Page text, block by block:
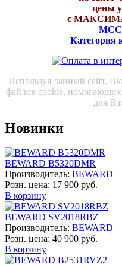
цены
с
МСС
Категория
Используя данный сайт, Вы
файлов cookie, помогающих
для
Новинки
BEWARD B5320DMR
Производитель: BEWARD
Розн. цена: 17 900 руб.
В корзину
BEWARD SV2018RBZ
Производитель: BEWARD
Розн. цена: 40 900 руб.
В корзину